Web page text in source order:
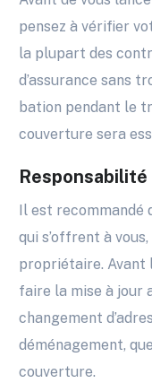
pensez à vérifier
la plupart des
d’assurance sans
bation pendant le
couverture sera
Il est
qui s’offrent à
propriétaire. Avant
faire la mise à jour
changement
déménagement,
couverture.